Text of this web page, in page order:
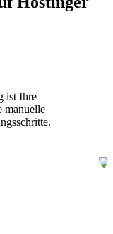
ist Ihre
manuelle